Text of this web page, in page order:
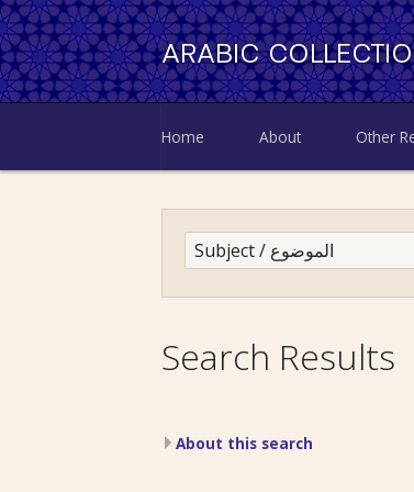
ARABIC
Home About Other
Search Results
About this search